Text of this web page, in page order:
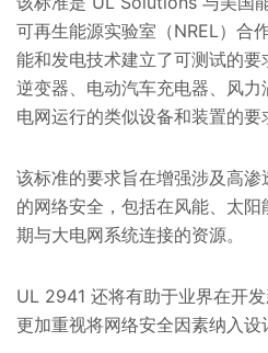
可再生能源实验室（NREL）合
能和发电技术建立了可测试的
逆变器、电动汽车充电器、风
电网运行的类似设备和装置的要
该标准的要求旨在增强涉及高
的网络安全，包括在风能、太
期与大电网系统连接的资源。
UL 2941 还将有助于业界在开发
更加重视将网络安全因素纳入设